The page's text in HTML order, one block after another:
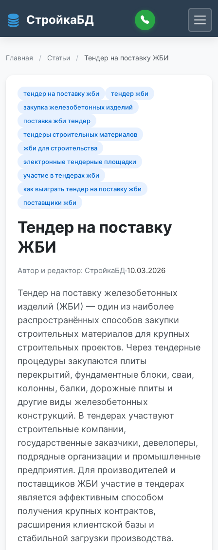
СтройкаБД
Главная / Статьи / Тендер на поставку ЖБИ
тендер на поставку жби
тендер жби
закупка железобетонных изделий
поставка жби тендер
тендеры строительных материалов
жби для строительства
электронные тендерные площадки
участие в тендерах жби
как выиграть тендер на поставку жби
поставщики жби
Тендер на поставку
ЖБИ
Автор и редактор: СтройкаБД 10.03.2026
Тендер на поставку железобетонных
изделий (ЖБИ) — один из наиболее
распространённых способов закупки
строительных материалов для крупных
строительных проектов. Через тендерные
процедуры закупаются плиты
перекрытий, фундаментные блоки, сваи,
колонны, балки, дорожные плиты и
другие виды железобетонных
конструкций. В тендерах участвуют
строительные компании,
государственные заказчики, девелоперы,
подрядные организации и промышленные
предприятия. Для производителей и
поставщиков ЖБИ участие в тендерах
является эффективным способом
получения крупных контрактов,
расширения клиентской базы и
стабильной загрузки производства.